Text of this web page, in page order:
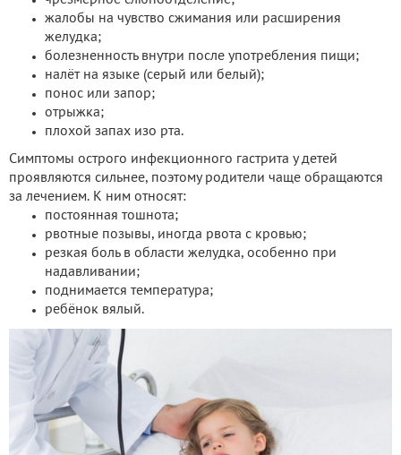
жалобы на чувство сжимания или расширения
желудка;
болезненность внутри после употребления пищи;
налёт на языке (серый или белый);
понос или запор;
отрыжка;
плохой запах изо рта.
Симптомы острого инфекционного гастрита у детей
проявляются сильнее, поэтому родители чаще обращаются
за лечением. К ним относят:
постоянная тошнота;
рвотные позывы, иногда рвота с кровью;
резкая боль в области желудка, особенно при
надавливании;
поднимается температура;
ребёнок вялый.